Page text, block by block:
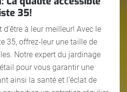
35!
à leur meilleur! Avec le
35, offrez-leur une taille de
Notre expert du jardinage
pour vous garantir une
ainsi la santé et l'éclat de